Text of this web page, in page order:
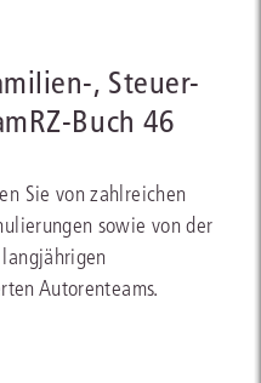
, Steuer-
Buch 46
Sie von zahlreichen
sowie von der
Autorenteams.